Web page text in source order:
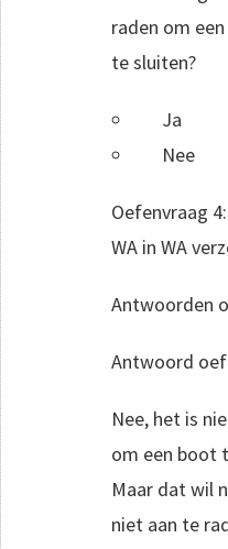
raden om
te sluiten?
Ja
Nee
Oefenvraag
WA in WA
Antwoorden
Antwoord
Nee, het is
om een boot
Maar dat wil
niet aan te